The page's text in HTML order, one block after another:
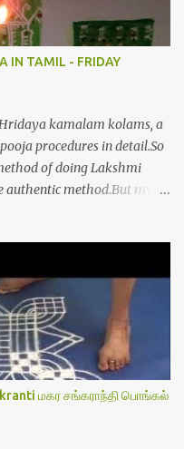
IN TAMIL - FRIDAY
kamalam kolams, a
procedures in detail.So
of doing Lakshmi
method.But my
pooja
tamil. i.e Archanai slokam
the pooja procedures.Hope
the sloka pictures from our
also typed the Shodasha
English. If u want to use
our permission.Thanks for
மகர சங்கராந்தி பொங்கல்